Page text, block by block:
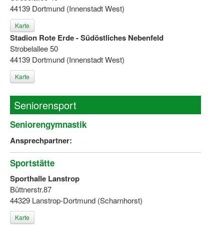
44139 Dortmund (Innenstadt West)
Karte
Stadion Rote Erde - Südöstliches Nebenfeld
Strobelallee 50
44139 Dortmund (Innenstadt West)
Karte
Seniorensport
Seniorengymnastik
Ansprechpartner:
Sportstätte
Sporthalle Lanstrop
Büttnerstr.87
44329 Lanstrop-Dortmund (Scharnhorst)
Karte